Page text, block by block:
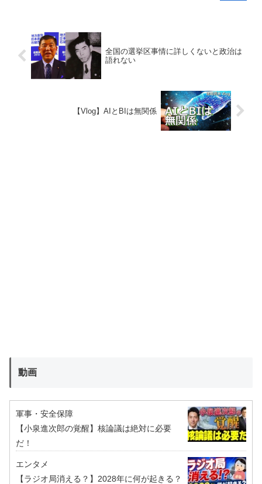
全国の選挙区事情に詳しくないと政治は
語れない
【Vlog】AIとBIは無関係
動画
軍事・安全保障
【小泉進次郎の覚醒】核論議は絶対に必要
だ！
エンタメ
【ラジオ局消える？】2028年に何が起きる？